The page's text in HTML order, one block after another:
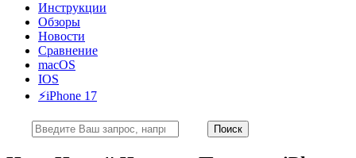
Инструкции
Обзоры
Новости
Сравнение
macOS
IOS
⚡️iPhone 17